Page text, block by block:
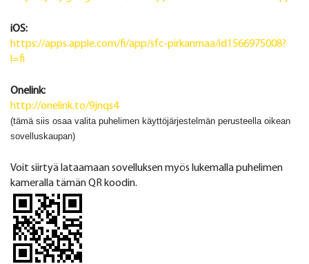
iOS:
https://apps.apple.com/fi/app/sfc-pirkanmaa/id1566975008?
l=fi
Onelink:
http://onelink.to/9jnqs4
(tämä siis osaa valita puhelimen käyttöjärjestelmän perusteella oikean
sovelluskaupan)
Voit siirtyä lataamaan sovelluksen myös lukemalla puhelimen
kameralla tämän QR koodin.